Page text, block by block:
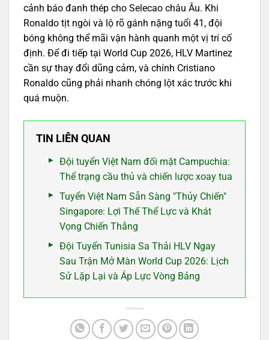
cảnh báo đanh thép cho Selecao châu Âu. Khi
Ronaldo tịt ngòi và lộ rõ gánh nặng tuổi 41, đội
bóng không thể mãi vận hành quanh một vị trí cố
định. Để đi tiếp tại World Cup 2026, HLV Martinez
cần sự thay đổi dũng cảm, và chính Cristiano
Ronaldo cũng phải nhanh chóng lột xác trước khi
quá muộn.
TIN LIÊN QUAN
Đội tuyển Việt Nam đối mặt Campuchia:
Thể trạng cầu thủ và chiến lược xoay tua
Tuyển Việt Nam Sẵn Sàng "Thủy Chiến"
Singapore: Lợi Thế Thể Lực và Khát
Vọng Chiến Thắng
Đội Tuyển Tunisia Sa Thải HLV Ngay
Sau Trận Mở Màn World Cup 2026: Lịch
Sử Lặp Lại và Áp Lực Vòng Bảng